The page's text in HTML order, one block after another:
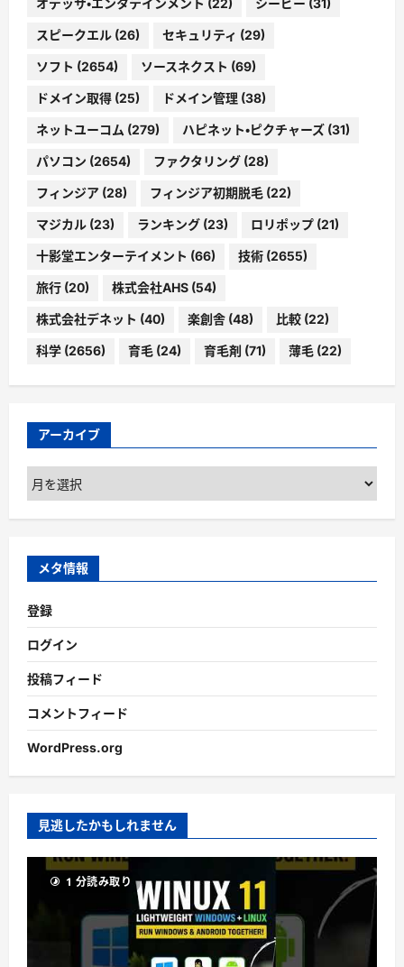
オデッサ・エンタテインメント (22) シービー (31)
スピークエル (26) セキュリティ (29)
ソフト (2654) ソースネクスト (69)
ドメイン取得 (25) ドメイン管理 (38)
ネットユーコム (279) ハピネット・ピクチャーズ (31)
パソコン (2654) ファクタリング (28)
フィンジア (28) フィンジア初期脱毛 (22)
マジカル (23) ランキング (23) ロリポップ (21)
十影堂エンターテイメント (66) 技術 (2655)
旅行 (20) 株式会社AHS (54)
株式会社デネット (40) 楽創舎 (48) 比較 (22)
科学 (2656) 育毛 (24) 育毛剤 (71) 薄毛 (22)
アーカイブ
ア
ー
カ
ブ
メタ情報
登録
ログイン
投稿フィード
コメントフィード
WordPress.org
見逃したかもしれません
1 分読み取り